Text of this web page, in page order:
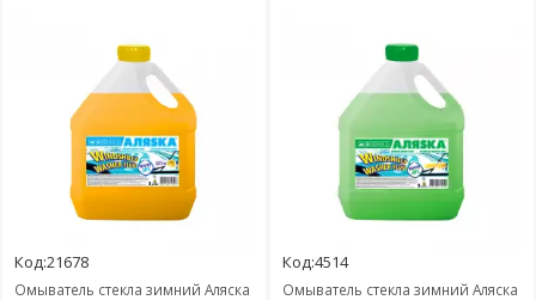
Код:21678
Омыватель стекла зимний Аляска
Код:4514
Омыватель стекла зимний Аляска